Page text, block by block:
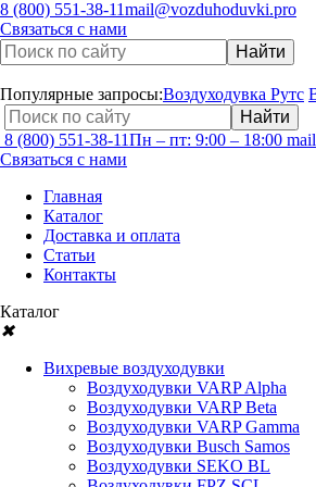
8 (800) 551-38-11mail@vozduhoduvki.pro
Связаться с нами
Популярные запросы:Воздуходувка Рутс
8 (800) 551-38-11Пн – пт: 9:00 – 18:00
Связаться с нами
Главная
Каталог
Доставка и оплата
Статьи
Контакты
Каталог
✖
Вихревые воздуходувки
Воздуходувки VARP Alpha
Воздуходувки VARP Beta
Воздуходувки VARP Gamma
Воздуходувки Busch Samos
Воздуходувки SEKO BL